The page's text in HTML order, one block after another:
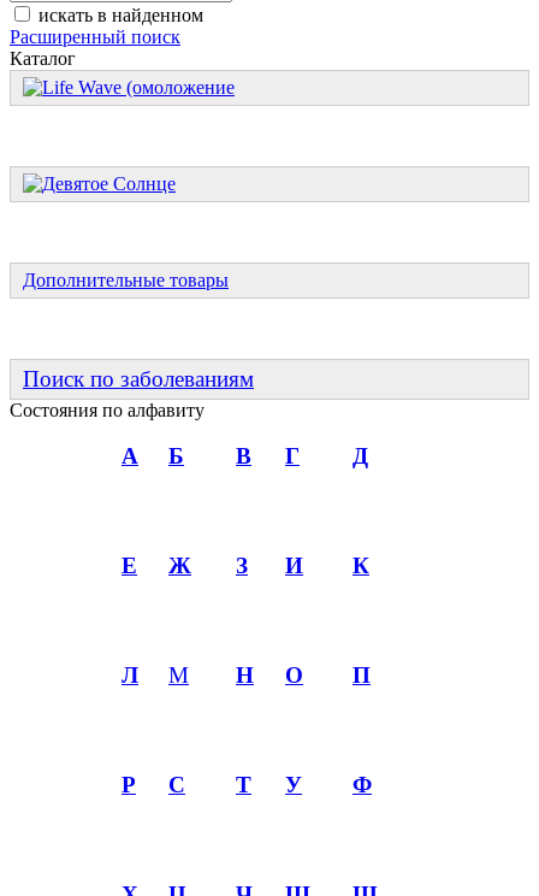
искать в найденном
Расширенный поиск
Каталог
Дополнительные товары
Поиск по заболеваниям
Состояния по алфавиту
А Б В Г Д
Е Ж З И К
Л М Н О П
Р С Т У Ф